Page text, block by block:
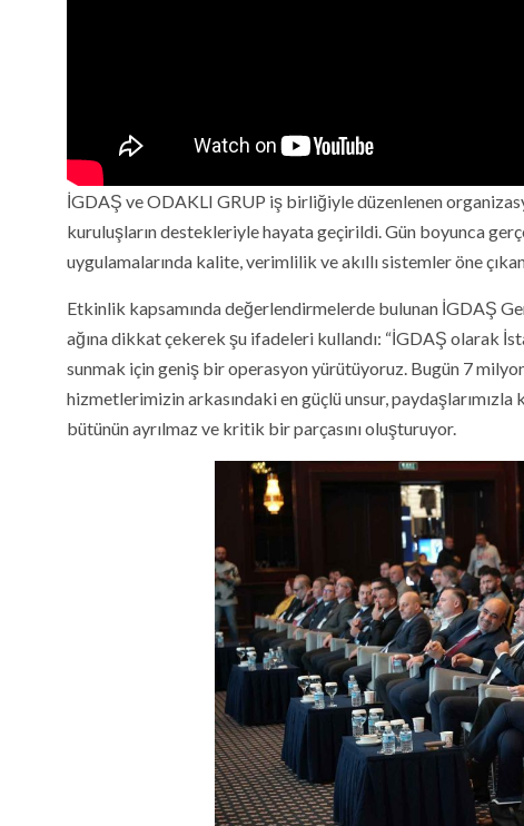
İGDAŞ ve ODAKLI GRUP iş birliğiyle düzenlenen
kuruluşların destekleriyle hayata geçirildi. Gün boyunca
uygulamalarında kalite, verimlilik ve akıllı sistemler öne
Etkinlik kapsamında değerlendirmelerde bulunan İGDAŞ
ağına dikkat çekerek şu ifadeleri kullandı: “İGDAŞ olarak
sunmak için geniş bir operasyon yürütüyoruz. Bugün 7
hizmetlerimizin arkasındaki en güçlü unsur,
bütünün ayrılmaz ve kritik bir parçasını oluşturuyor.